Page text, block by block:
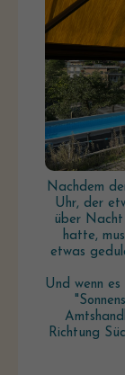
Nachdem
Uhr, der
über Nacht
hatte,
etwas
Und wenn
Richtung